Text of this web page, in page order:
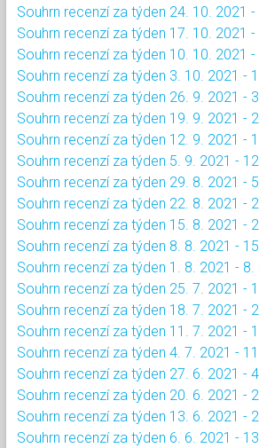
Souhrn recenzí za týden 24. 10. 2021 -
Souhrn recenzí za týden 17. 10. 2021 -
Souhrn recenzí za týden 10. 10. 2021 -
Souhrn recenzí za týden 3. 10. 2021 -
Souhrn recenzí za týden 26. 9. 2021 -
Souhrn recenzí za týden 19. 9. 2021 -
Souhrn recenzí za týden 12. 9. 2021 -
Souhrn recenzí za týden 5. 9. 2021 -
Souhrn recenzí za týden 29. 8. 2021 -
Souhrn recenzí za týden 22. 8. 2021 -
Souhrn recenzí za týden 15. 8. 2021 -
Souhrn recenzí za týden 8. 8. 2021 -
Souhrn recenzí za týden 1. 8. 2021 - 8.
Souhrn recenzí za týden 25. 7. 2021 -
Souhrn recenzí za týden 18. 7. 2021 -
Souhrn recenzí za týden 11. 7. 2021 -
Souhrn recenzí za týden 4. 7. 2021 -
Souhrn recenzí za týden 27. 6. 2021 -
Souhrn recenzí za týden 20. 6. 2021 -
Souhrn recenzí za týden 13. 6. 2021 -
Souhrn recenzí za týden 6. 6. 2021 -